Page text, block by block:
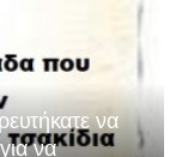
να
να